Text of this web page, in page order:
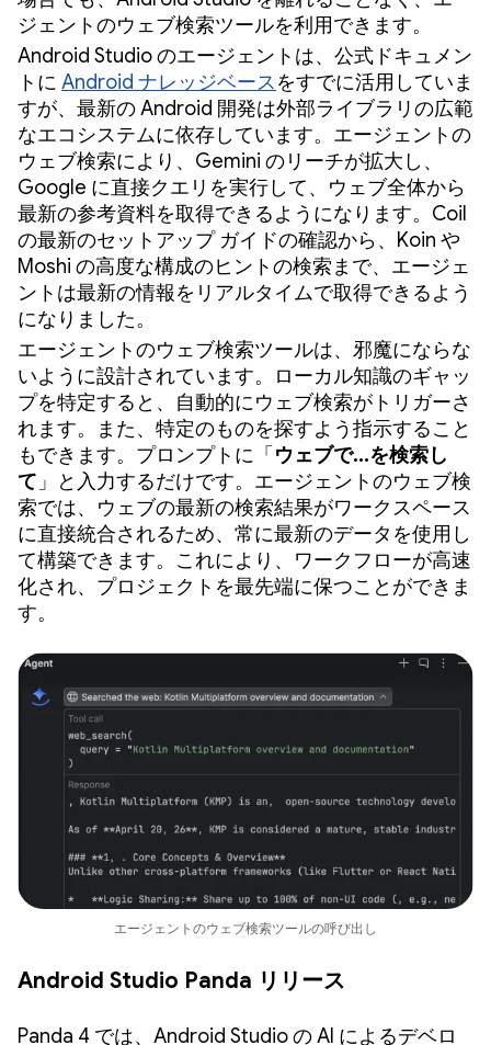
ジェントのウェブ検索ツールを利用できます。
Android Studio のエージェントは、公式ドキュメン
トに Android ナレッジベースをすでに活用していま
すが、最新の Android 開発は外部ライブラリの広範
なエコシステムに依存しています。エージェントの
ウェブ検索により、Gemini のリーチが拡大し、
Google に直接クエリを実行して、ウェブ全体から
最新の参考資料を取得できるようになります。Coil
の最新のセットアップ ガイドの確認から、Koin や
Moshi の高度な構成のヒントの検索まで、エージェ
ントは最新の情報をリアルタイムで取得できるよう
になりました。
エージェントのウェブ検索ツールは、邪魔にならな
いように設計されています。ローカル知識のギャッ
プを特定すると、自動的にウェブ検索がトリガーさ
れます。また、特定のものを探すよう指示すること
もできます。プロンプトに「 ウェブで...を検索し
て 」と入力するだけです。エージェントのウェブ検
索では、ウェブの最新の検索結果がワークスペース
に直接統合されるため、常に最新のデータを使用し
て構築できます。これにより、ワークフローが高速
化され、プロジェクトを最先端に保つことができま
す。
エージェントのウェブ検索ツールの呼び出し
Android Studio Panda リリース
Panda 4 では、Android Studio の AI によるデベロ